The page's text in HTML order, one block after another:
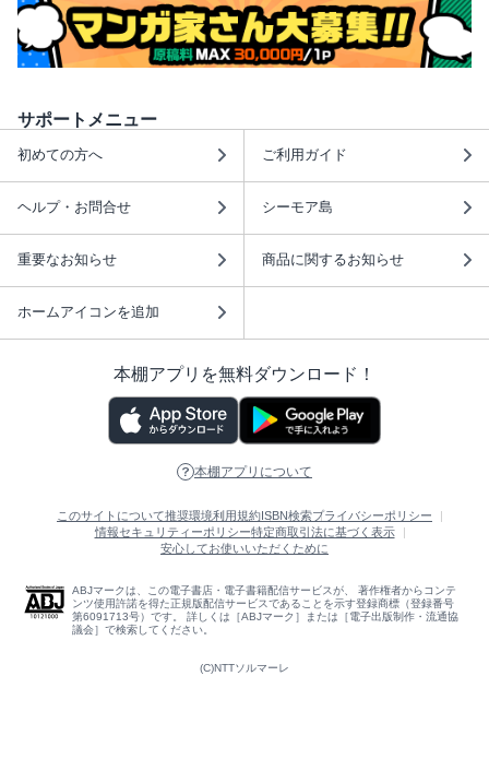
サポートメニュー
初めての方へ ご利用ガイド
ヘルプ・お問合せ シーモア島
重要なお知らせ 商品に関するお知らせ
ホームアイコンを追加
本棚アプリを無料ダウンロード！
本棚アプリについて
このサイトについて推奨環境利用規約ISBN検索プライバシーポリシー
情報セキュリティーポリシー特定商取引法に基づく表示
安心してお使いいただくために
ABJマークは、この電子書店・電子書籍配信サービスが、 著作権者からコンテ
ンツ使用許諾を得た正規版配信サービスであることを示す登録商標（登録番号
第6091713号）です。 詳しくは［ABJマーク］または［電子出版制作・流通協
議会］で検索してください。
(C)NTTソルマーレ